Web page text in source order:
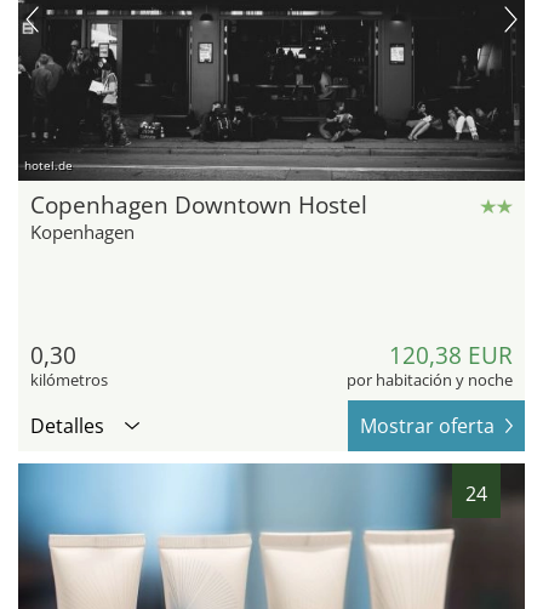
hotel.de
Copenhagen Downtown Hostel
Kopenhagen
0,30
kilómetros
120,38 EUR
por habitación y noche
Detalles Mostrar oferta
24